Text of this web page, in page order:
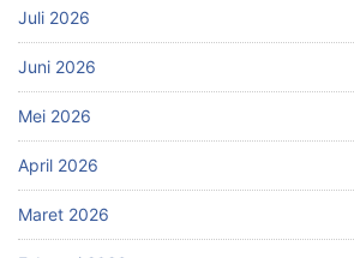
Juli 2026
Juni 2026
Mei 2026
April 2026
Maret 2026